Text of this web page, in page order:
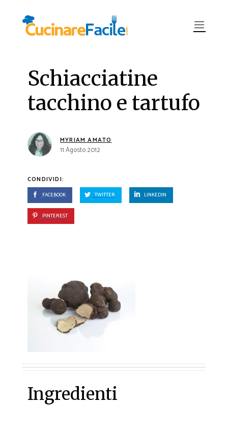
Schiacciatine
tacchino e tartufo
MYRIAM AMATO
11 Agosto 2012
CONDIVIDI:
FACEBOOK TWITTER LINKEDIN
PINTEREST
Ingredienti